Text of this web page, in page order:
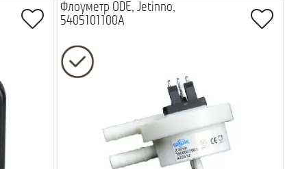
Флоуметр ODE, Jetinno,
5405101100A